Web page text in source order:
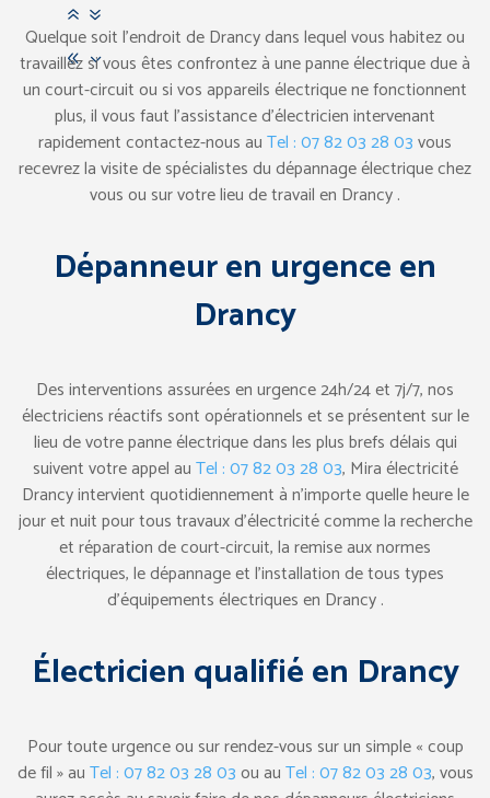
67
83
Quelque soit l’endroit de Drancy dans lequel vous habitez ou
travaillez si vous êtes confrontez à une panne électrique due à
un court-circuit ou si vos appareils électrique ne fonctionnent
plus, il vous faut l’assistance d’électricien intervenant
rapidement contactez-nous auTel : 07 82 03 28 03vous
recevrez la visite de spécialistes du dépannage électrique chez
vous ou sur votre lieu de travail en Drancy .
Dépanneur en urgence en
Drancy
Des interventions assurées en urgence 24h/24 et 7j/7, nos
électriciens réactifs sont opérationnels et se présentent sur le
lieu de votre panne électrique dans les plus brefs délais qui
suivent votre appel auTel : 07 82 03 28 03, Mira électricité
Drancy intervient quotidiennement à n’importe quelle heure le
jour et nuit pour tous travaux d’électricité comme la recherche
et réparation de court-circuit, la remise aux normes
électriques, le dépannage et l’installation de tous types
d’équipements électriques en Drancy .
Électricien qualifié en Drancy
Pour toute urgence ou sur rendez-vous sur un simple « coup
de fil » auTel : 07 82 03 28 03ou auTel : 07 82 03 28 03, vous